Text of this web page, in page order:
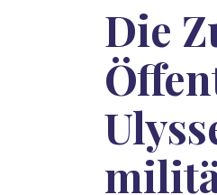
Die